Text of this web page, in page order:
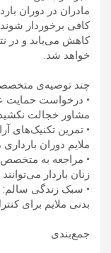
مادران در دوران
کافی برخوردار
خواهد شد.
چند توصیه‌ی
• درخواست حمایت
مشاور خجالت
• تمرین تکنیک‌های
ملایم دوران بارداری
• مراجعه به
زنان باردار
• سبک زندگی سالم:
بدنی ملایم برای
جمع‌بندی